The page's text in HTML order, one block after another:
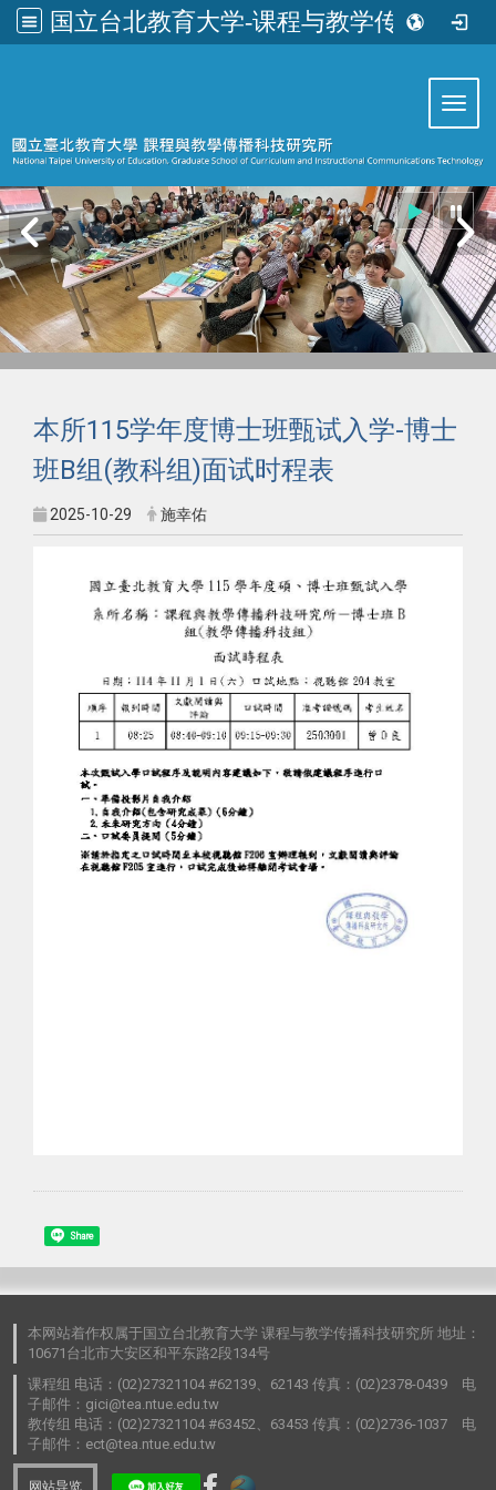
国立台北教育大学-课程与教学传播科技研究所
本所115学年度博士班甄试入学-博士
班B组(教科组)面试时程表
2025-10-29 施幸佑
Share
本网站着作权属于国立台北教育大学 课程与教学传播科技研究所 地址：
10671台北市大安区和平东路2段134号
课程组 电话：(02)27321104 #62139、62143 传真：(02)2378-0439 电
子邮件：gici@tea.ntue.edu.tw
教传组 电话：(02)27321104 #63452、63453 传真：(02)2736-1037 电
子邮件：ect@tea.ntue.edu.tw
网站导览